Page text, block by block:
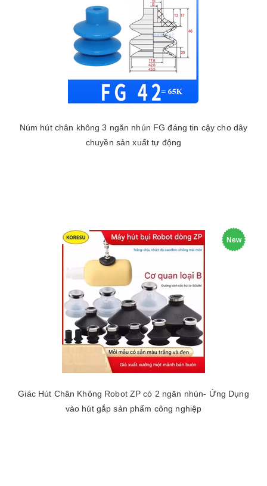
Núm hút chân không 3 ngăn nhún FG đáng tin cậy cho dây
chuyền sản xuất tự động
New
Giác Hút Chân Không Robot ZP có 2 ngăn nhún- Ứng Dụng
vào hút gắp sản phẩm công nghiệp